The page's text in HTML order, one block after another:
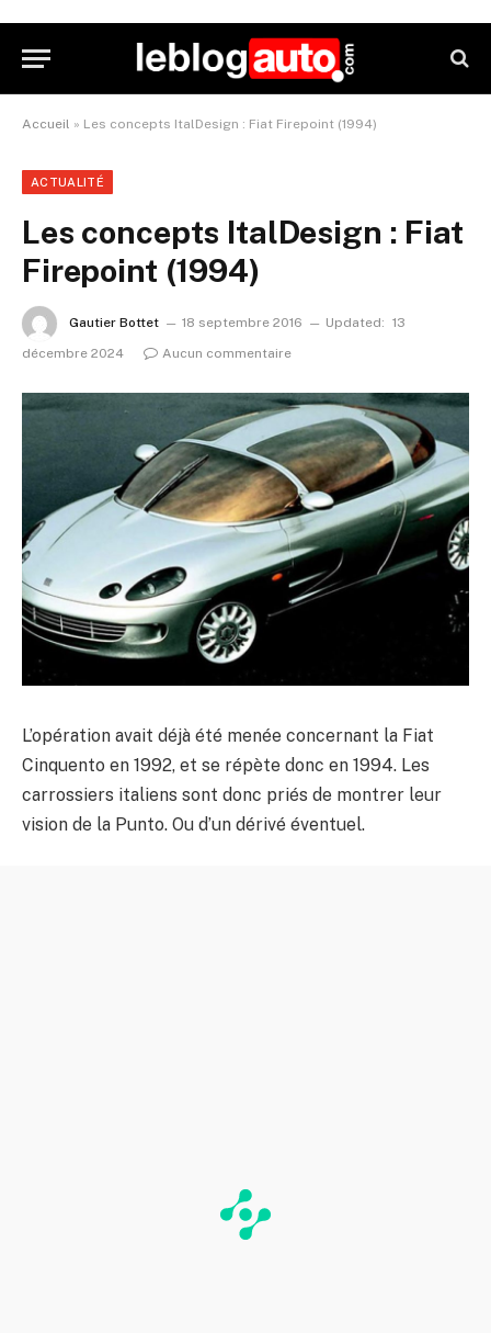
Accueil » Les concepts ItalDesign : Fiat Firepoint (1994)
ACTUALITÉ
Les concepts ItalDesign : Fiat
Firepoint (1994)
Gautier Bottet 18 septembre 2016 Updated: 13
décembre 2024
Aucun commentaire
L’opération avait déjà été menée concernant la Fiat
Cinquento en 1992, et se répète donc en 1994. Les
carrossiers italiens sont donc priés de montrer leur
vision de la Punto. Ou d’un dérivé éventuel.